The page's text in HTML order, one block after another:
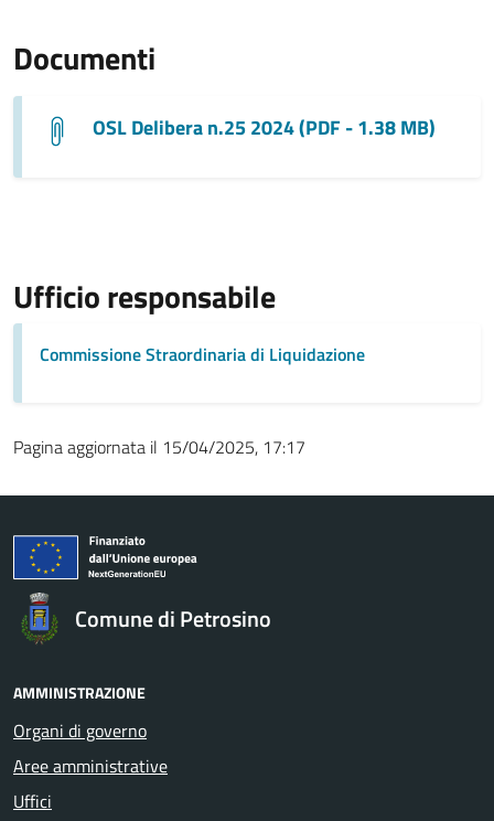
Documenti
OSL Delibera n.25 2024 (PDF - 1.38 MB)
Ufficio responsabile
Commissione Straordinaria di Liquidazione
Pagina aggiornata il 15/04/2025, 17:17
Comune di Petrosino
AMMINISTRAZIONE
Organi di governo
Aree amministrative
Uffici